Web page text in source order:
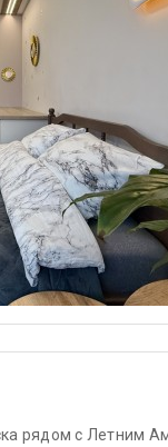
рядом с Летним